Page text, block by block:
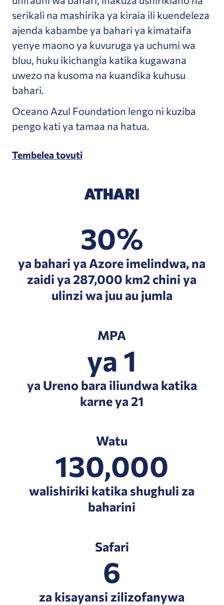
serikali na mashirika ya kiraia ili kuendeleza
ajenda kabambe ya bahari ya kimataifa
yenye maono ya kuvuruga ya uchumi wa
bluu, huku ikichangia katika kugawana
uwezo na kusoma na kuandika kuhusu
bahari.
Oceano Azul Foundation lengo ni kuziba
pengo kati ya tamaa na hatua.
Tembelea tovuti
ATHARI
30%
ya bahari ya Azore imelindwa, na
zaidi ya 287,000 km2 chini ya
ulinzi wa juu au jumla
MPA
ya 1
ya Ureno bara iliundwa katika
karne ya 21
Watu
130,000
walishiriki katika shughuli za
baharini
Safari
6
za kisayansi zilizofanywa